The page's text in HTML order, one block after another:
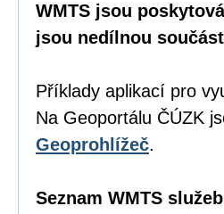
WMTS jsou
jsou nedílnou
Příklady aplikací pro
Na Geoportálu ČÚZK
Geoprohlížeč.
Seznam WMTS